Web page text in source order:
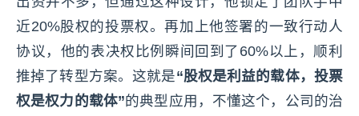
近20%股权的投票权。再加上他签署的一致行动人
协议，他的表决权比例瞬间回到了60%以上，顺利
推掉了转型方案。这就是“股权是利益的载体，投票
权是权力的载体”的典型应用，不懂这个，公司的治